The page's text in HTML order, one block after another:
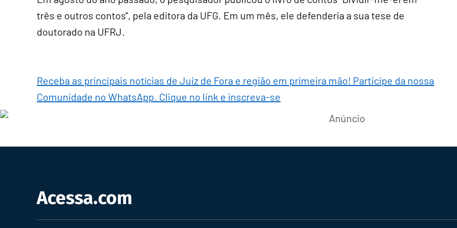
três e outros contos", pela editora da UFG. Em um mês, ele defenderia a sua tese de
doutorado na UFRJ.
Receba as principais notícias de Juiz de Fora e região em primeira mão! Participe da nossa
Comunidade no WhatsApp. Clique no link e inscreva-se
Acessa.com